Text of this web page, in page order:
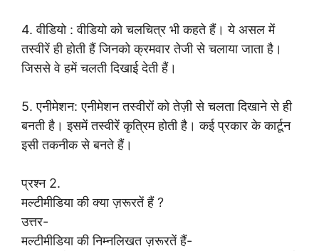
4. वीडियो : वीडियो को चलचित्र भी कहते हैं। ये असल में
तस्वीरें ही होती हैं जिनको क्रमवार तेजी से चलाया जाता है।
जिससे वे हमें चलती दिखाई देती हैं।
5. एनीमेशन: एनीमेशन तस्वीरों को तेज़ी से चलता दिखाने से ही
बनती है। इसमें तस्वीरें कृत्रिम होती है। कई प्रकार के कार्टून
इसी तकनीक से बनते हैं।
प्रश्न 2.
मल्टीमीडिया की क्या ज़रूरतें हैं ?
उत्तर-
मल्टीमीडिया की निम्नलिखत ज़रूरतें हैं-